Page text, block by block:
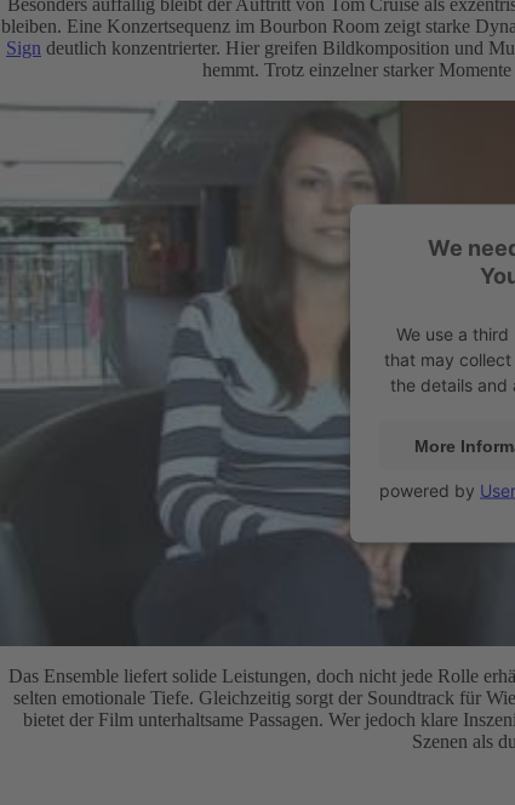
Besonders auffällig bleibt der Auftritt von Tom Cruise als
bleiben. Eine Konzertsequenz im Bourbon Room zeigt starke
Sign deutlich konzentrierter. Hier greifen Bildkomposition und
hemmt. Trotz einzelner starker
We
We use a
that may
the details and
More
powered by
Das Ensemble liefert solide Leistungen, doch nicht jede Rolle
selten emotionale Tiefe. Gleichzeitig sorgt der Soundtrack für
bietet der Film unterhaltsame Passagen. Wer jedoch klare
Szenen als